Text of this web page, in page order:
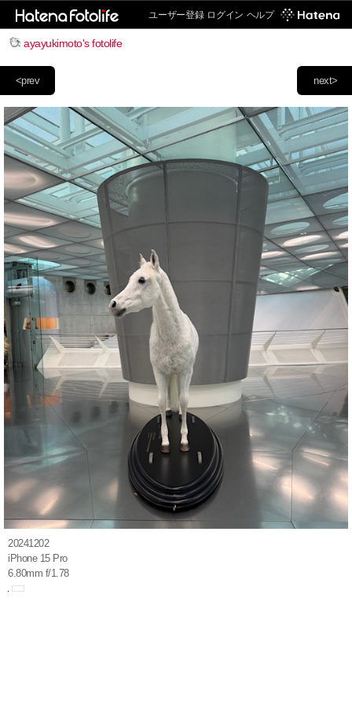
ユーザー登録 ログイン ヘルプ
ayayukimoto's fotolife
next>
<prev
20241202
iPhone 15 Pro
6.80mm f/1.78